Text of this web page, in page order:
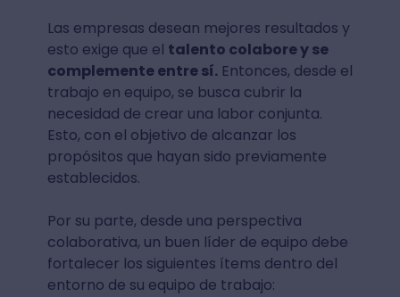
Las empresas desean mejores resultados y
esto exige que el talento colabore y se
complemente entre sí.Entonces, desde el
trabajo en equipo, se busca cubrir la
necesidad de crear una labor conjunta.
Esto, con el objetivo de alcanzar los
propósitos que hayan sido previamente
establecidos.
Por su parte, desde una perspectiva
colaborativa, un buen líder de equipo debe
fortalecer los siguientes ítems dentro del
entorno de su equipo de trabajo: